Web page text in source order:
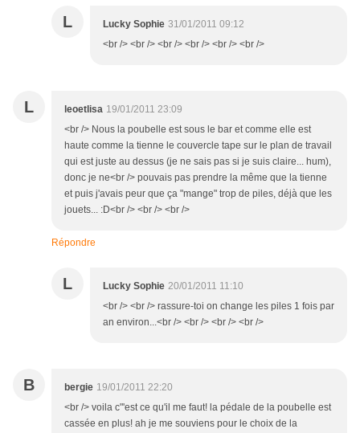
L Lucky Sophie 31/01/2011 09:12
<br /> <br /> <br /> <br /> <br /> <br />
L leoetlisa 19/01/2011 23:09
<br /> Nous la poubelle est sous le bar et comme elle est
haute comme la tienne le couvercle tape sur le plan de travail
qui est juste au dessus (je ne sais pas si je suis claire... hum),
donc je ne<br /> pouvais pas prendre la même que la tienne
et puis j'avais peur que ça "mange" trop de piles, déjà que les
jouets... :D<br /> <br /> <br />
Répondre
L Lucky Sophie 20/01/2011 11:10
<br /> <br /> rassure-toi on change les piles 1 fois par
an environ...<br /> <br /> <br /> <br />
B bergie 19/01/2011 22:20
<br /> voila c"'est ce qu'il me faut! la pédale de la poubelle est
cassée en plus! ah je me souviens pour le choix de la